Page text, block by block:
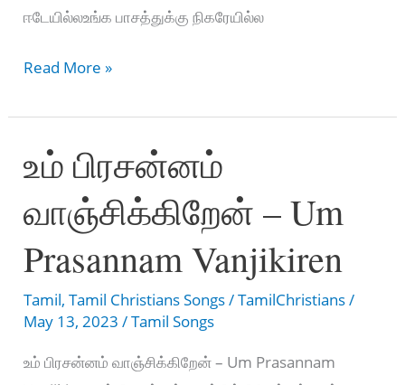
ஈடேயில்லஉங்க பாசத்துக்கு நிகரேயில்ல
Unga
Edeyilla
song
lyrics
–
அன்புக்கு
ஈடேயில்ல
Read More »
உம் பிரசன்னம்
வாஞ்சிக்கிறேன் – Um
Prasannam Vanjikiren
Tamil,Tamil Christians Songs/TamilChristians/
May 13, 2023/Tamil Songs
உம் பிரசன்னம் வாஞ்சிக்கிறேன் – Um Prasannam